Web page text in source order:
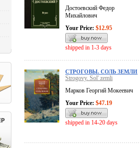
Достоевский Федор
Михайлович
Your Price: $12.95
shipped in 1-3 days
СТРОГОВЫ. СОЛЬ ЗЕМЛИ
Strogovy. Sol' zemli
Марков Георгий Мокеевич
Your Price: $47.19
shipped in 14-20 days